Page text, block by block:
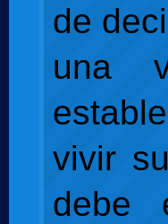
de
una
vivir
debe